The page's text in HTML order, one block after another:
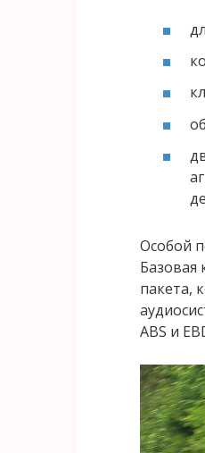
Особой
Базовая
пакета,
ABS и